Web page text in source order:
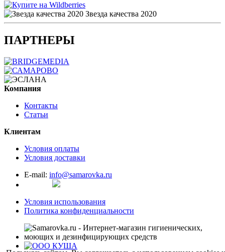
Звезда качества 2020
ПАРТНЕРЫ
Компания
Контакты
Статьи
Клиентам
Условия оплаты
Условия доставки
E-mail: info@samarovka.ru
Условия использования
Политика конфиденциальности